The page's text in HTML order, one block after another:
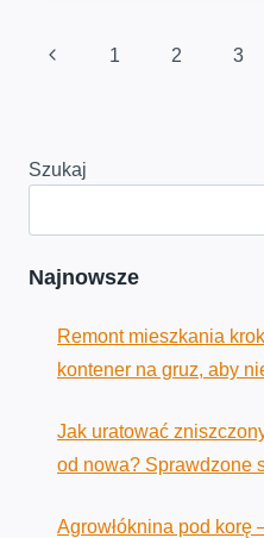
Nawigacja
Poprzednia
1 2 3
Szukaj
Najnowsze
Remont mieszkania
kontener na gruz, aby
Jak uratować
od nowa? Sprawdzone
Agrowłóknina pod korę